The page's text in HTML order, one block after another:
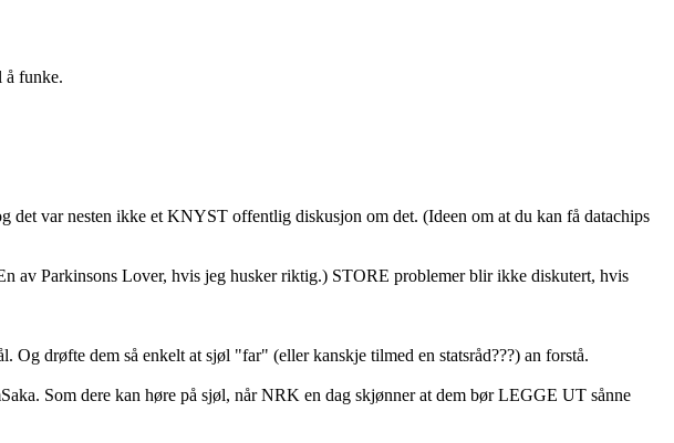
å funke.
var nesten ikke et KNYST offentlig diskusjon om det. (Ideen om at du kan få datachips
av Parkinsons Lover, hvis jeg husker riktig.) STORE problemer blir ikke diskutert, hvis
drøfte dem så enkelt at sjøl "far" (eller kanskje tilmed en statsråd???) an forstå.
Som dere kan høre på sjøl, når NRK en dag skjønner at dem bør LEGGE UT sånne